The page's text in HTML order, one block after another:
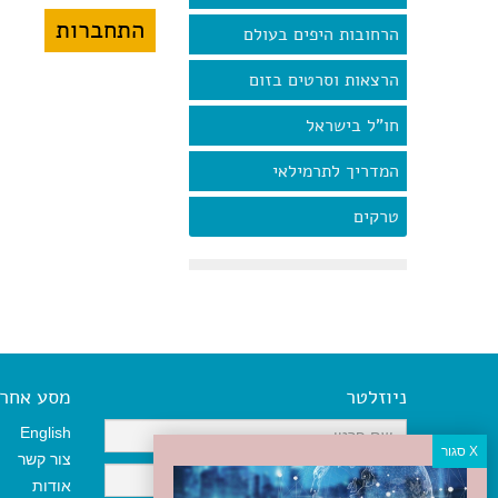
הרחובות היפים בעולם
הרצאות וסרטים בזום
חו"ל בישראל
המדריך לתרמילאי
טרקים
ניוזלטר מסע אחר
English
צור קשר
אודות